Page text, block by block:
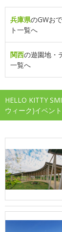
兵庫県のGWお
ト一覧へ
関西の遊園地・
一覧へ
HELLO KITTY
ウィーク)イベン